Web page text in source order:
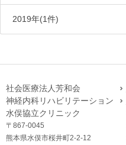
2019年(1件)
社会医療法人芳和会
神経内科リハビリテーション
水俣協立クリニック
〒867-0045
熊本県水俣市桜井町2-2-12